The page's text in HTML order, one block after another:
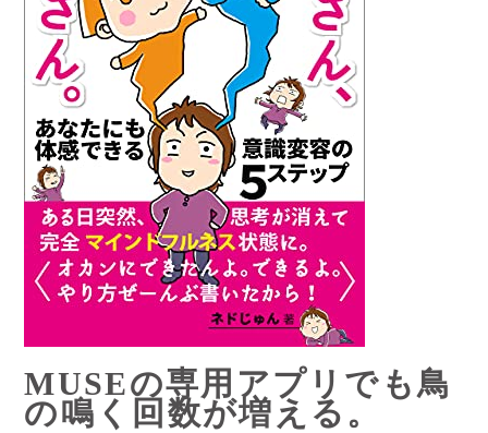
MUSEの専用アプリでも鳥
の鳴く回数が増える。